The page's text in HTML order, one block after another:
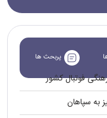
پربحث ها
فوتبال کشور
به سپاهان